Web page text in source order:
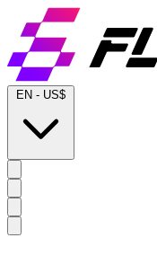
EN - US$